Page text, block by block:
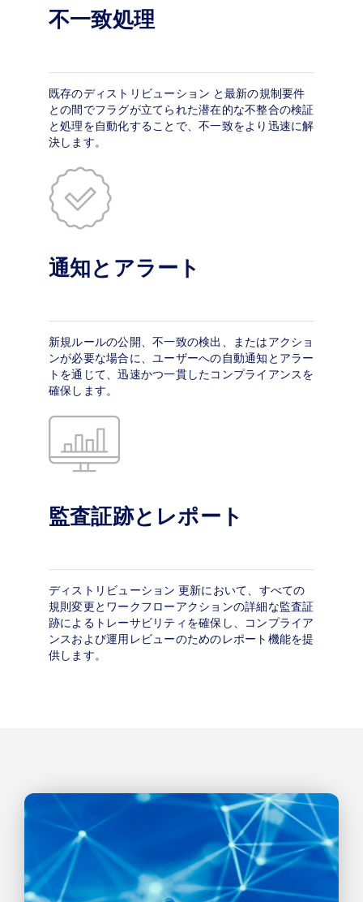
不一致処理
既存のディストリビューション と最新の規制要件
との間でフラグが立てられた潜在的な不整合の検証
と処理を自動化することで、不一致をより迅速に解
決します。
通知とアラート
新規ルールの公開、不一致の検出、またはアクショ
ンが必要な場合に、ユーザーへの自動通知とアラー
トを通じて、迅速かつ一貫したコンプライアンスを
確保します。
監査証跡とレポート
ディストリビューション 更新において、すべての
規則変更とワークフローアクションの詳細な監査証
跡によるトレーサビリティを確保し、コンプライア
ンスおよび運用レビューのためのレポート機能を提
供します。